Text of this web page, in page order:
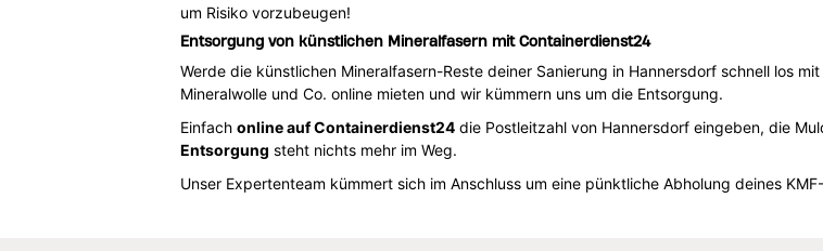
um Risiko vorzubeugen!
Entsorgung von künstlichen Mineralfasern mit Containerdienst24
Werde die künstlichen Mineralfasern-Reste deiner Sanierung in Hannersdorf schnell los
Mineralwolle und Co. online mieten und wir kümmern uns um die Entsorgung.
Einfach online auf Containerdienst24die Postleitzahl von Hannersdorf eingeben, die
Entsorgung steht nichts mehr im Weg.
Unser Expertenteam kümmert sich im Anschluss um eine pünktliche Abholung deines